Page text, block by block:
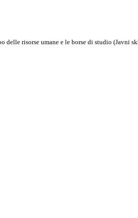
risorse umane e le borse di studio (Javni